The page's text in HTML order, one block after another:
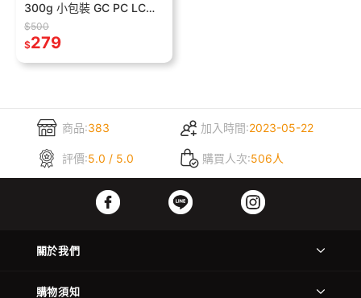
300g 小包裝 GC PC LC
OC
$500
$279
商品:383 加入時間:2023-05-22
評價:5.0 / 5.0 購買人次:506人
關於我們
購物須知